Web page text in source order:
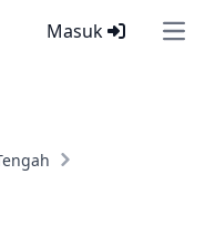
Masuk